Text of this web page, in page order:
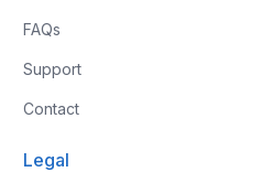
FAQs
Support
Contact
Legal